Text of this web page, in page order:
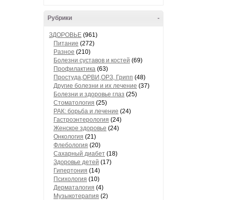
-
Рубрики
ЗДОРОВЬЕ (961)
Питание (272)
Разное (210)
Болезни суставов и костей (69)
Профилактика (63)
Простуда,ОРВИ,ОРЗ, Грипп (48)
Другие болезни и их лечение (37)
Болезни и здоровье глаз (25)
Стоматология (25)
РАК: борьба и лечение (24)
Гастроэнтерология (24)
Женское здоровье (24)
Онкология (21)
Флебология (20)
Сахарный диабет (18)
Здоровье детей (17)
Гипертония (14)
Психология (10)
Дерматалогия (4)
Музыкотерапия (2)